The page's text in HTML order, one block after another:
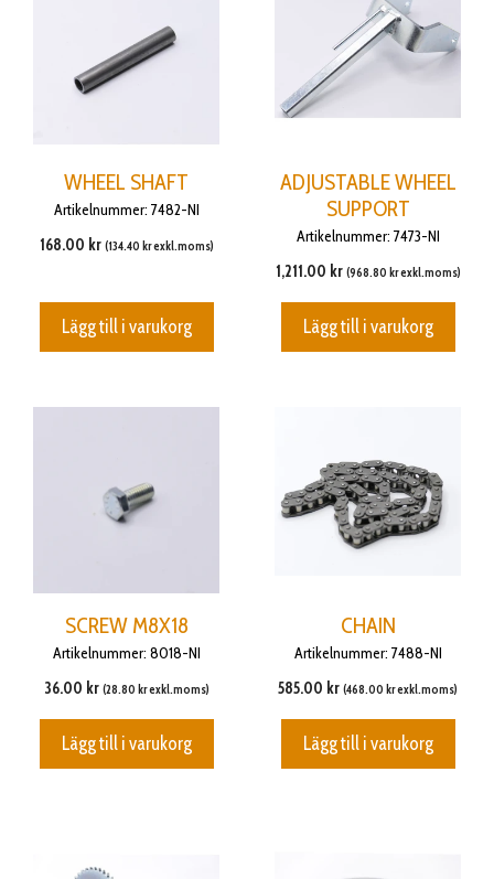
WHEEL SHAFT
Artikelnummer: 7482-NI
168.00 kr (134.40 krexkl.moms)
Lägg till i varukorg
ADJUSTABLE WHEEL
SUPPORT
Artikelnummer: 7473-NI
1,211.00 kr (968.80 krexkl.moms)
Lägg till i varukorg
SCREW M8X18
Artikelnummer: 8018-NI
36.00 kr (28.80 krexkl.moms)
Lägg till i varukorg
CHAIN
Artikelnummer: 7488-NI
585.00 kr (468.00 krexkl.moms)
Lägg till i varukorg